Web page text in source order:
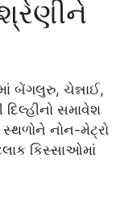
બેંગલુરુ, ચેન્નાઈ,
સમાવેશ
નોન-મેટ્રો
કિસ્સાઓમાં